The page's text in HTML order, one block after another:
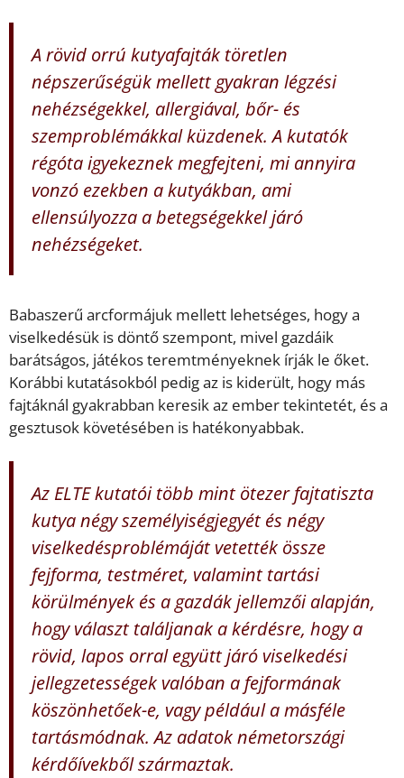
A rövid orrú kutyafajták töretlen
népszerűségük mellett gyakran légzési
nehézségekkel, allergiával, bőr- és
szemproblémákkal küzdenek. A kutatók
régóta igyekeznek megfejteni, mi annyira
vonzó ezekben a kutyákban, ami
ellensúlyozza a betegségekkel járó
nehézségeket.
Babaszerű arcformájuk mellett lehetséges, hogy a
viselkedésük is döntő szempont, mivel gazdáik
barátságos, játékos teremtményeknek írják le őket.
Korábbi kutatásokból pedig az is kiderült, hogy más
fajtáknál gyakrabban keresik az ember tekintetét, és a
gesztusok követésében is hatékonyabbak.
Az ELTE kutatói több mint ötezer fajtatiszta
kutya négy személyiségjegyét és négy
viselkedésproblémáját vetették össze
fejforma, testméret, valamint tartási
körülmények és a gazdák jellemzői alapján,
hogy választ találjanak a kérdésre, hogy a
rövid, lapos orral együtt járó viselkedési
jellegzetességek valóban a fejformának
köszönhetőek-e, vagy például a másféle
tartásmódnak. Az adatok németországi
kérdőívekből származtak.